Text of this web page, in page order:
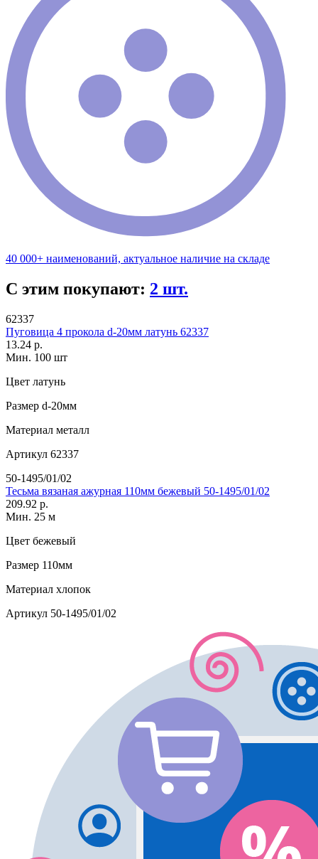
40 000+ наименований, актуальное наличие на складе
С этим покупают: 2 шт.
62337
Пуговица 4 прокола d-20мм латунь 62337
13.24 р.
Мин. 100 шт
Цвет латунь
Размер d-20мм
Материал металл
Артикул 62337
50-1495/01/02
Тесьма вязаная ажурная 110мм бежевый 50-1495/01/02
209.92 р.
Мин. 25 м
Цвет бежевый
Размер 110мм
Материал хлопок
Артикул 50-1495/01/02